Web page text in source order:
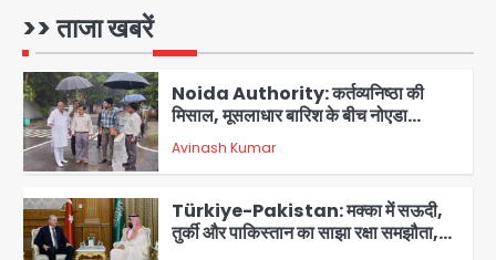
>> ताजा खबरें
2
Noida Authority: कर्तव्यनिष्ठा की
मिसाल, मूसलाधार बारिश के बीच नोएडा
प्राधिकरण ने संभाला मोर्चा, सेक्टर 105
आरडब्ल्यूए ने जताया आभार
Avinash Kumar
3
Türkiye-Pakistan: मक्का में सऊदी,
तुर्की और पाकिस्तान का साझा रक्षा समझौता,
जानें इसके मायने
Avinash Kumar